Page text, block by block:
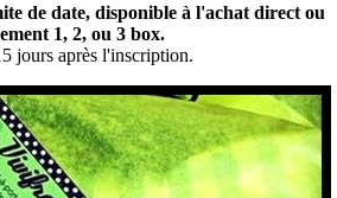
de date, disponible à l'achat direct ou
1, 2, ou 3 box.
jours après l'inscription.